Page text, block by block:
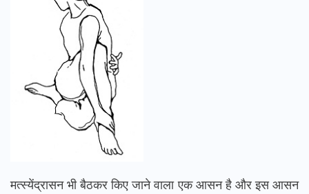
मत्स्येंद्रासन भी बैठकर किए जाने वाला एक आसन है और इस आसन